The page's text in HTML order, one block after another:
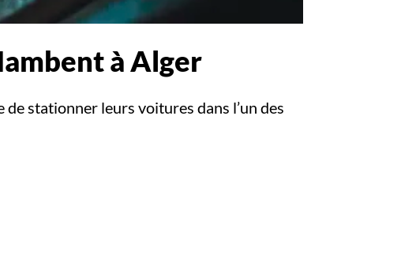
à Alger
de stationner leurs voitures dans l’un des